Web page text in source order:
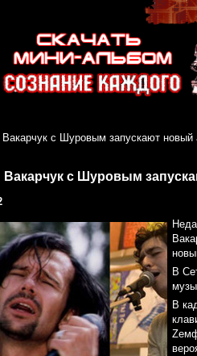
Вакарчук с Шуровым запускают новый
Вакарчук с Шуровым
В
В